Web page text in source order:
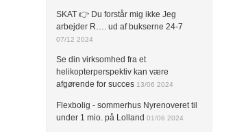
SKAT 👉 Du forstår mig ikke Jeg
arbejder R…. ud af bukserne 24-7
07/12 2024
Se din virksomhed fra et
helikopterperspektiv kan være
afgørende for succes 13/06 2024
Flexbolig - sommerhus Nyrenoveret til
under 1 mio. på Lolland 01/06 2024